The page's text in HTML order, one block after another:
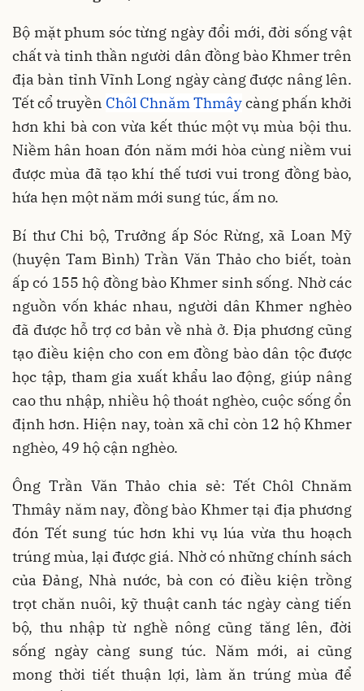
Bộ mặt phum sóc từng ngày đổi mới, đời sống vật
chất và tinh thần người dân đồng bào Khmer trên
địa bàn tỉnh Vĩnh Long ngày càng được nâng lên.
Tết cổ truyền Chôl Chnăm Thmâycàng phấn khởi
hơn khi bà con vừa kết thúc một vụ mùa bội thu.
Niềm hân hoan đón năm mới hòa cùng niềm vui
được mùa đã tạo khí thế tươi vui trong đồng bào,
hứa hẹn một năm mới sung túc, ấm no.
Bí thư Chi bộ, Trưởng ấp Sóc Rừng, xã Loan Mỹ
(huyện Tam Bình) Trần Văn Thảo cho biết, toàn
ấp có 155 hộ đồng bào Khmer sinh sống. Nhờ các
nguồn vốn khác nhau, người dân Khmer nghèo
đã được hỗ trợ cơ bản về nhà ở. Địa phương cũng
tạo điều kiện cho con em đồng bào dân tộc được
học tập, tham gia xuất khẩu lao động, giúp nâng
cao thu nhập, nhiều hộ thoát nghèo, cuộc sống ổn
định hơn. Hiện nay, toàn xã chỉ còn 12 hộ Khmer
nghèo, 49 hộ cận nghèo.
Ông Trần Văn Thảo chia sẻ: Tết Chôl Chnăm
Thmây năm nay, đồng bào Khmer tại địa phương
đón Tết sung túc hơn khi vụ lúa vừa thu hoạch
trúng mùa, lại được giá. Nhờ có những chính sách
của Đảng, Nhà nước, bà con có điều kiện trồng
trọt chăn nuôi, kỹ thuật canh tác ngày càng tiến
bộ, thu nhập từ nghề nông cũng tăng lên, đời
sống ngày càng sung túc. Năm mới, ai cũng
mong thời tiết thuận lợi, làm ăn trúng mùa để